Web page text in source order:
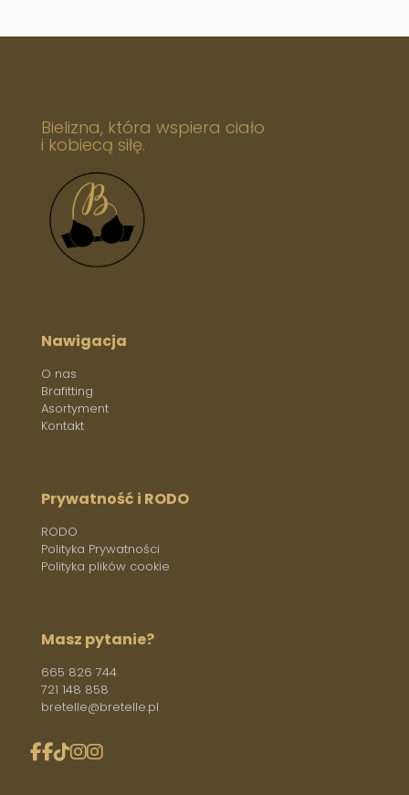
Bielizna, która wspiera ciało
i kobiecą siłę.
Nawigacja
O nas
Brafitting
Asortyment
Kontakt
Prywatność i RODO
RODO
Polityka Prywatności
Polityka plików cookie
Masz pytanie?
665 826 744
721 148 858
bretelle@bretelle.pl